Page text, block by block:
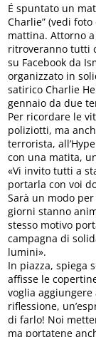
É spuntato un
Charlie” (vedi
mattina. Attorno
ritroveranno tutti
su Facebook da
organizzato in
satirico Charlie
gennaio da due
Per ricordare le
poliziotti, ma
terrorista,
con una matita,
«Vi invito tutti a
portarla con voi
Sarà un modo
giorni stanno
stesso motivo
campagna di
lumini».
In piazza, spiega
affisse le
voglia
riflessione,
di farlo! Noi
ma portatene